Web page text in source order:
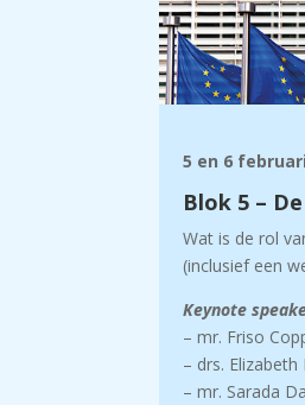
5 en 6 februari
Blok 5 –
Wat is de rol
(inclusief een
Keynote
– mr. Friso
– drs.
– mr. Sarada